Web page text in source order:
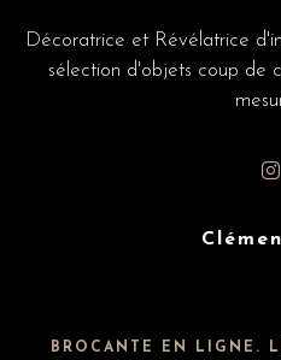
Décoratrice et Révélatrice
sélection d'objets coup de
BROCANTE EN LIGNE.